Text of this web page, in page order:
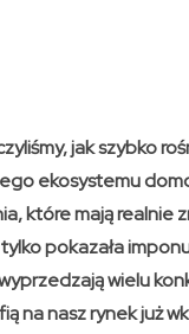
jak szybko
ekosystemu
które mają realnie
pokazała
wielu
na nasz rynek już